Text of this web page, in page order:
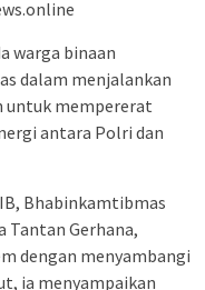
warga binaan
dalam menjalankan
untuk mempererat
antara Polri dan
Bhabinkamtibmas
Tantan Gerhana,
dengan menyambangi
ia menyampaikan